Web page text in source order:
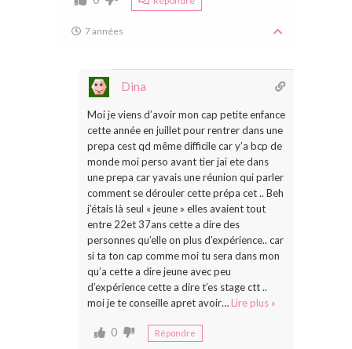
7 années
Dina
Moi je viens d’avoir mon cap petite enfance
cette année en juillet pour rentrer dans une
prepa cest qd même difficile car y’a bcp de
monde moi perso avant tier jai ete dans
une prepa car yavais une réunion qui parler
comment se dérouler cette prépa cet .. Beh
j’étais là seul « jeune » elles avaient tout
entre 22et 37ans cette a dire des
personnes qu’elle on plus d’expérience.. car
si ta ton cap comme moi tu sera dans mon
qu’a cette a dire jeune avec peu
d’expérience cette a dire t’es stage ctt ..
moi je te conseille apret avoir… Lire plus »
0 Répondre